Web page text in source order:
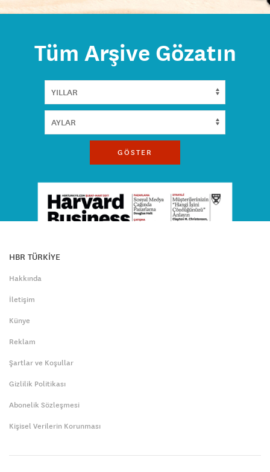
Tüm Arşive Gözatın
GÖSTER
HBR TÜRKİYE
Hakkında
İletişim
Künye
Reklam
Şartlar ve Koşullar
Gizlilik Politikası
Abonelik Sözleşmesi
Kişisel Verilerin Korunması